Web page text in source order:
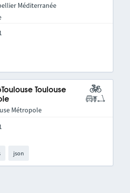
Méditerranée
Toulouse
Métropole
json